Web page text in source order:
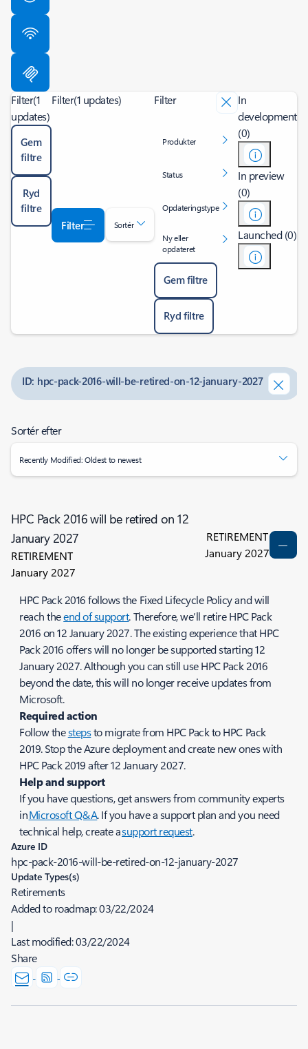
Filter(1
updates)
Gem
filtre
Ryd
filtre
Filter(1 updates)
Filter Sortér
Filter
Produkter
Status
Opdateringstype
Ny eller
opdateret
Gem filtre
Ryd filtre
In
development
(0)
In preview
(0)
Launched (0)
ID: hpc-pack-2016-will-be-retired-on-12-january-2027
Sortér efter
Recently Modified: Oldest to newest
HPC Pack 2016 will be retired on 12
January 2027
RETIREMENT
January 2027
RETIREMENT
January 2027
HPC Pack 2016 follows the Fixed Lifecycle Policy and will
reach theend of support. Therefore, we’ll retire HPC Pack
2016 on 12 January 2027. The existing experience that HPC
Pack 2016 offers will no longer be supported starting 12
January 2027. Although you can still use HPC Pack 2016
beyond the date, this will no longer receive updates from
Microsoft.
Required action
Follow thestepsto migrate from HPC Pack to HPC Pack
2019. Stop the Azure deployment and create new ones with
HPC Pack 2019 after 12 January 2027.
Help and support
If you have questions, get answers from community experts
inMicrosoft Q&A. If you have a support plan and you need
technical help, create asupport request.
Azure ID
hpc-pack-2016-will-be-retired-on-12-january-2027
Update Types(s)
Retirements
Added to roadmap:03/22/2024
|
Last modified:03/22/2024
Share